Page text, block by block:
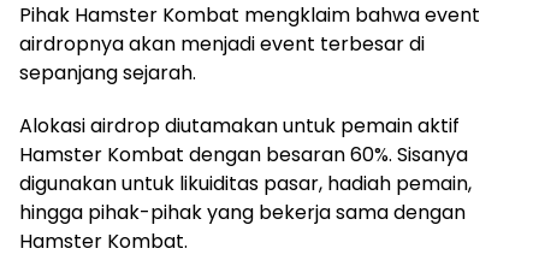
Pihak Hamster Kombat mengklaim bahwa event
airdropnya akan menjadi event terbesar di
sepanjang sejarah.
Alokasi airdrop diutamakan untuk pemain aktif
Hamster Kombat dengan besaran 60%. Sisanya
digunakan untuk likuiditas pasar, hadiah pemain,
hingga pihak-pihak yang bekerja sama dengan
Hamster Kombat.